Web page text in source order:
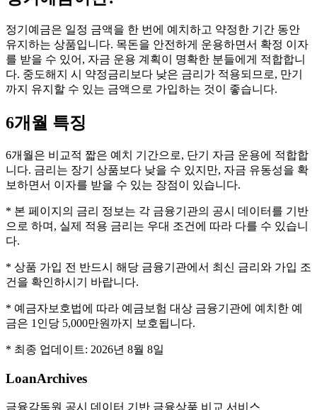
정기예금은 일정 금액을 한 번에 예치하고 약정한 기간 동안
유지하는 상품입니다. 목돈을 안전하게 운용하면서 확정 이자
를 받을 수 있어, 자금 운용 계획이 명확한 분들에게 적합합니
다. 중도해지 시 약정금리보다 낮은 금리가 적용되므로, 만기
까지 유지할 수 있는 금액으로 가입하는 것이 좋습니다.
6개월 특징
6개월은 비교적 짧은 예치 기간으로, 단기 자금 운용에 적합합
니다. 금리는 장기 상품보다 낮을 수 있지만, 자금 유동성을 확
보하면서 이자를 받을 수 있는 장점이 있습니다.
* 본 페이지의 금리 정보는 각 금융기관의 공시 데이터를 기반
으로 하며, 실제 적용 금리는 우대 조건에 따라 다를 수 있습니
다.
* 상품 가입 전 반드시 해당 금융기관에서 최신 금리와 가입 조
건을 확인하시기 바랍니다.
* 예금자보호법에 따라 예금보험 대상 금융기관에 예치한 예
금은 1인당 5,000만원까지 보호됩니다.
* 최종 업데이트: 2026년 8월 8일
LoanArchives
금융감독원 공시 데이터 기반 금융상품 비교 서비스